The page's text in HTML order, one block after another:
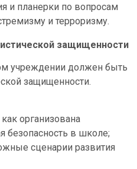
и планерки по вопросам
и терроризму.
защищенности
учреждении должен быть
защищенности.
организована
безопасность в школе;
сценарии развития